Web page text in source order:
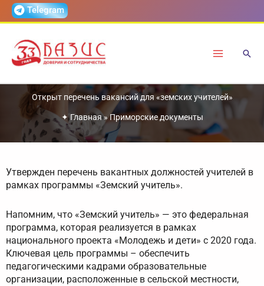
ПерейтиTelegram
Открыт перечень вакансий для «земских учителей»
✦ Главная»Приморские документы
Утвержден перечень вакантных должностей учителей в
рамках программы «Земский учитель».
Напомним, что «Земский учитель» — это федеральная
программа, которая реализуется в рамках
национального проекта «Молодежь и дети» с 2020 года.
Ключевая цель программы – обеспечить
педагогическими кадрами образовательные
организации, расположенные в сельской местности,